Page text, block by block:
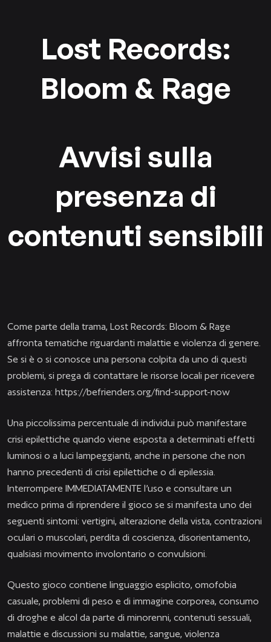
Lost Records:
Bloom & Rage
Avvisi sulla
presenza di
contenuti sensibili
Come parte della trama, Lost Records: Bloom & Rage
affronta tematiche riguardanti malattie e violenza di genere.
Se si è o si conosce una persona colpita da uno di questi
problemi, si prega di contattare le risorse locali per ricevere
assistenza: https://befrienders.org/find-support-now
Una piccolissima percentuale di individui può manifestare
crisi epilettiche quando viene esposta a determinati effetti
luminosi o a luci lampeggianti, anche in persone che non
hanno precedenti di crisi epilettiche o di epilessia.
Interrompere IMMEDIATAMENTE l’uso e consultare un
medico prima di riprendere il gioco se si manifesta uno dei
seguenti sintomi: vertigini, alterazione della vista, contrazioni
oculari o muscolari, perdita di coscienza, disorientamento,
qualsiasi movimento involontario o convulsioni.
Questo gioco contiene linguaggio esplicito, omofobia
casuale, problemi di peso e di immagine corporea, consumo
di droghe e alcol da parte di minorenni, contenuti sessuali,
malattie e discussioni su malattie, sangue, violenza